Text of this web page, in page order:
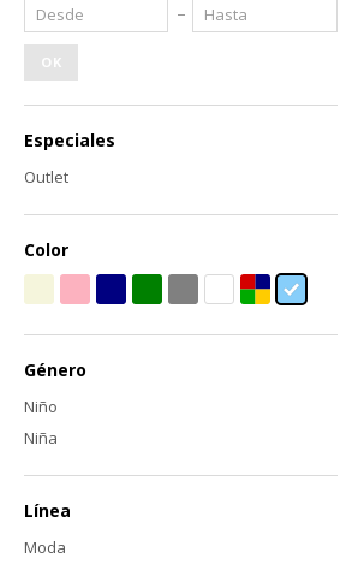
OK
Especiales
Outlet
Color
Género
Niño
Niña
Línea
Moda